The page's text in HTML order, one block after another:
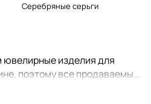
Серебряные серьги
изделия для
поэтому все продаваемые
шедевры ювелирного